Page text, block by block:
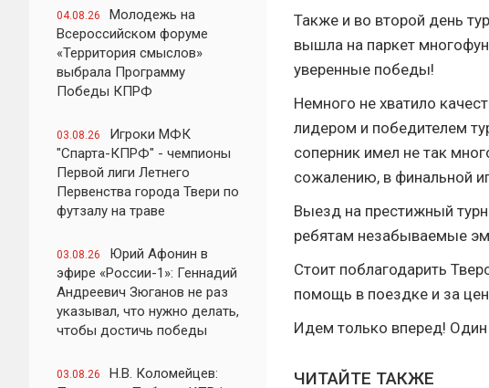
04.08.26
Молодежь на
Всероссийском форуме
«Территория смыслов»
выбрала Программу
Победы КПРФ
03.08.26
Игроки МФК
"Спарта-КПРФ" - чемпионы
Первой лиги Летнего
Первенства города Твери по
футзалу на траве
03.08.26
Юрий Афонин в
эфире «России-1»: Геннадий
Андреевич Зюганов не раз
указывал, что нужно делать,
чтобы достичь победы
03.08.26
Н.В. Коломейцев:
Также и во второй день
вышла на паркет
уверенные победы!
Немного не хватило
лидером и победителем
соперник имел не так
сожалению, в финальной
Выезд на престижный
ребятам незабываемые
Стоит поблагодарить
помощь в поездке и за
Идем только вперед! Один
ЧИТАЙТЕ ТАКЖЕ